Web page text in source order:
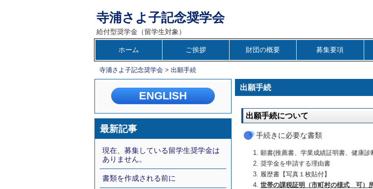
寺浦さよ子記念奨学会
給付型奨学金（留学生対象）
メインメニュー
ン
テ
動
ホーム ご挨拶 財団の概要 募集要項
寺浦さよ子記念奨学会 > 出願手続
出願手続
出願手続について
手続きに必要な書類
願書(推薦書、学業成績証明書、健康診
奨学金を申請する理由書
履歴書【写真１枚貼付】
世帯の課税証明（市町村の様式 可）
ENGLISH
最新記事
現在、募集している留学生奨学金は
ありません。
書類を作成される前に